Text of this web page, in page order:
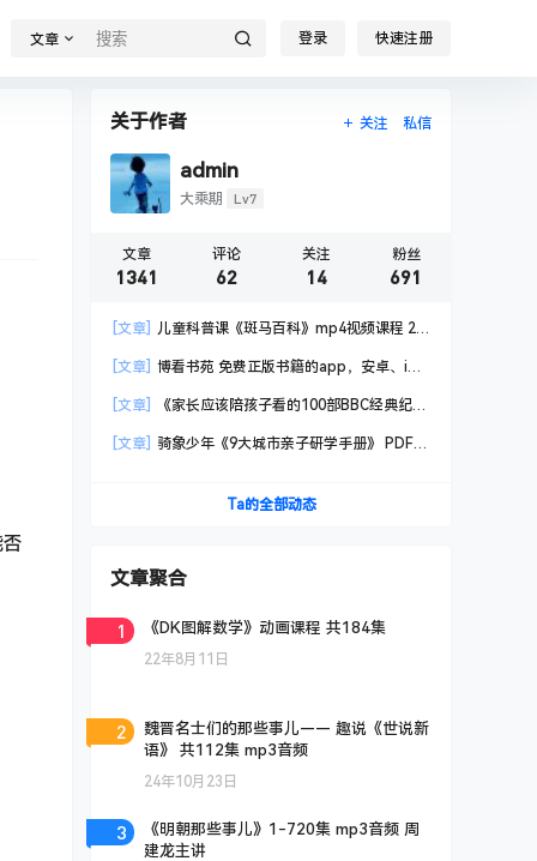
文章 登录 快速注册
关于作者 关注 私信
admin
大乘期 Lv7
文章
1341
评论
62
关注
14
粉丝
691
[文章]
儿童科普课《斑马百科》mp4视频课程 20
[文章]
博看书苑 免费正版书籍的app，安卓、iOS
[文章]
《家长应该陪孩子看的100部BBC经典纪录
[文章]
骑象少年《9大城市亲子研学手册》 PDF格
Ta的全部动态
文章聚合
1 《DK图解数学》动画课程 共184集
22年8月11日
2
魏晋名士们的那些事儿—— 趣说《世说新
语》 共112集 mp3音频
24年10月23日
3
《明朝那些事儿》1-720集 mp3音频 周
建龙主讲